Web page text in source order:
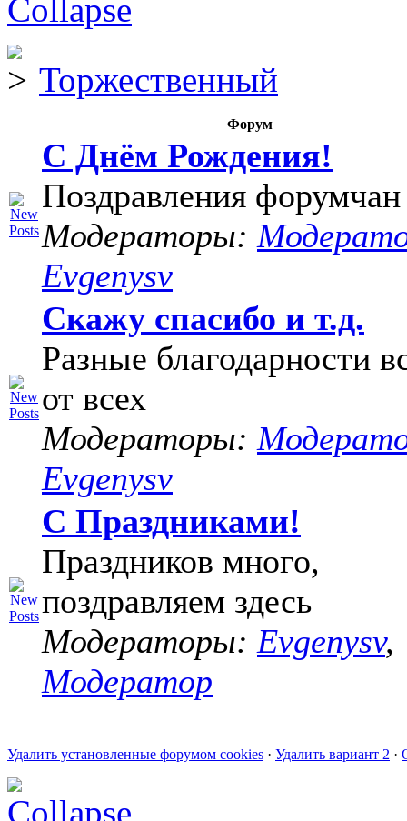
Торжественный
Форум
С Днём Рождения!
Поздравления форумчан
Модераторы:
Evgenysv
Скажу спасибо и т.д.
Разные благодарности
от всех
Модераторы:
Evgenysv
С Праздниками!
Праздников много,
поздравляем здесь
Модераторы: Evgenysv,
Модератор
Удалить установленные форумом cookies · Удалить вариант 2 ·